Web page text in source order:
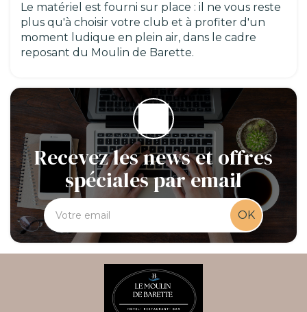
Le matériel est fourni sur place : il ne vous reste
plus qu'à choisir votre club et à profiter d'un
moment ludique en plein air, dans le cadre
reposant du Moulin de Barette.
Recevez les news et offres
spéciales par email
OK